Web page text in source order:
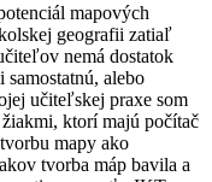
mapových
geografii zatiaľ
nemá dostatok
alebo
učiteľskej praxe som
ktorí majú počítač
mapy ako
tvorba máp bavila a